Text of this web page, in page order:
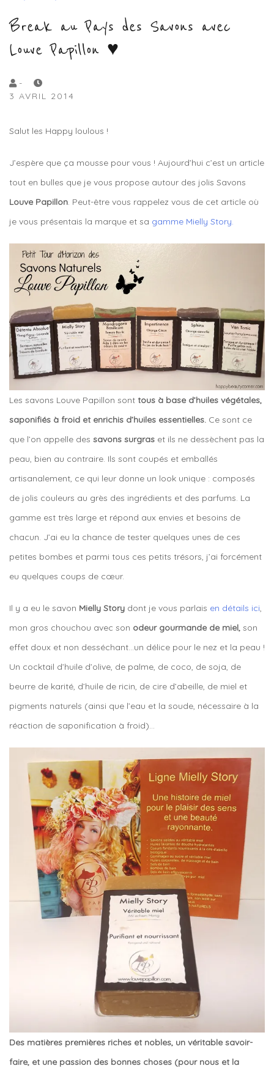
Break au Pays des Savons avec
Louve Papillon ♥
by
Lola
-
3 AVRIL 2014
Salut les Happy loulous !
J’espère que ça mousse pour vous ! Aujourd’hui c’est un article
tout en bulles que je vous propose autour des jolis Savons
Louve Papillon. Peut-être vous rappelez vous de cet article où
je vous présentais la marque et sa gamme Mielly Story.
Les savons Louve Papillon sont tous à base d’huiles végétales,
saponifiés à froid et enrichis d’huiles essentielles. Ce sont ce
que l’on appelle des savons surgras et ils ne dessèchent pas la
peau, bien au contraire. Ils sont coupés et emballés
artisanalement, ce qui leur donne un look unique : composés
de jolis couleurs au grès des ingrédients et des parfums. La
gamme est très large et répond aux envies et besoins de
chacun. J’ai eu la chance de tester quelques unes de ces
petites bombes et parmi tous ces petits trésors, j’ai forcément
eu quelques coups de cœur.
Il y a eu le savon Mielly Story dont je vous parlais en détails ici,
mon gros chouchou avec son odeur gourmande de miel, son
effet doux et non desséchant…un délice pour le nez et la peau !
Un cocktail d’huile d’olive, de palme, de coco, de soja, de
beurre de karité, d’huile de ricin, de cire d’abeille, de miel et
pigments naturels (ainsi que l’eau et la soude, nécessaire à la
réaction de saponification à froid)…
Des matières premières riches et nobles, un véritable savoir-
faire, et une passion des bonnes choses (pour nous et la